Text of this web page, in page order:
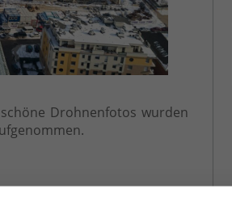
Drohnenfotos wurden